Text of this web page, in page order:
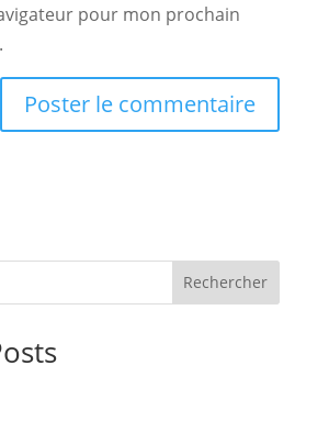
pour mon prochain
Rechercher